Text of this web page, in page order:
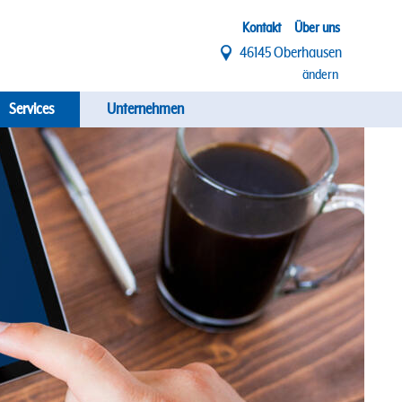
Top
Menü
Kontakt Über uns
46145 Oberhausen
ändern
Services Unternehmen